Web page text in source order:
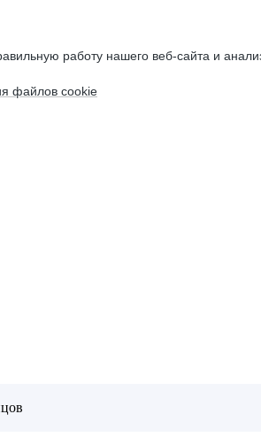
работу нашего веб-сайта и
файлов cookie